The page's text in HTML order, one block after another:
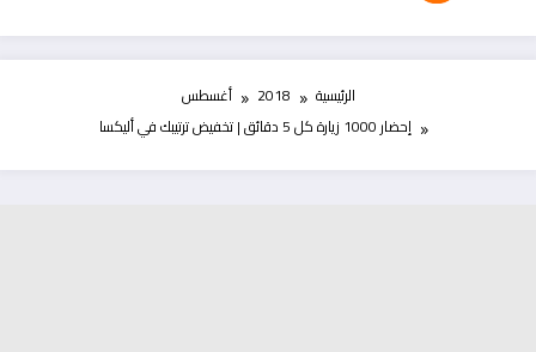
الرئيسية 2018
أغسطس
إحضار 1000 زيارة كل 5 دقائق | تخفيض ترتيبك في أليكسا